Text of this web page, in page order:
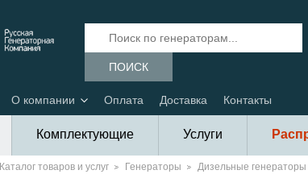
ПОИСК
О компании Оплата Доставка Контакты
Комплектующие Услуги
Каталог товаров и услуг Генераторы Дизельные генераторы